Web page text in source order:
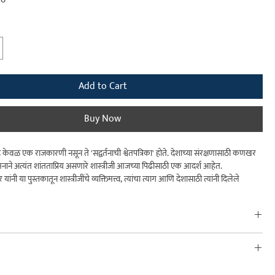
Add to Cart
Buy Now
केवळ एक राजकारणी नसून ते 'सद्वर्तनाची श्वेतपत्रिका' होते. देशाच्या संरक्षणासाठी कणखर
अत्यंत शांतताप्रिय असणारे शास्त्रीजी आजच्या पिढीसाठी एक आदर्श आहेत.
या पुस्तकातून शास्त्रीजींचे व्यक्तिमत्त्व, त्यांचा त्याग आणि देशासाठी त्यांनी दिलेले
उत्तम माध्यम आहे.
was not just a politician but a symbol of integrity and simplicity.
leadership during critical times yet possessing a peace-loving